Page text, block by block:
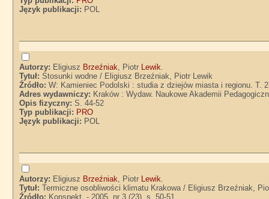
Język publikacji: POL
Autorzy: Eligiusz Brzeźniak, Piotr Lewik.
Tytuł:Stosunki wodne / Eligiusz Brzeźniak, Piotr Lewik
Źródło:W: Kamieniec Podolski : studia z dziejów miasta i regionu. T.
Adres wydawniczy: Kraków : Wydaw. Naukowe Akademii
Opis fizyczny:S. 44-52
Typ publikacji: PRO
Język publikacji: POL
Autorzy: Eligiusz Brzeźniak, Piotr Lewik.
Tytuł:Termiczne osobliwości klimatu Krakowa / Eligiusz Brzeźniak,
Źródło: Konspekt. - 2005, nr 3 (23), s. 50-51